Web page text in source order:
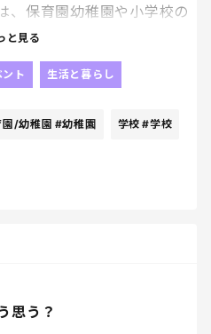
、保育園幼稚園や小学校の
れることが多いんだって。
と見る
ント 生活と暮らし
園/幼稚園 #幼稚園 学校 #学校
思う？